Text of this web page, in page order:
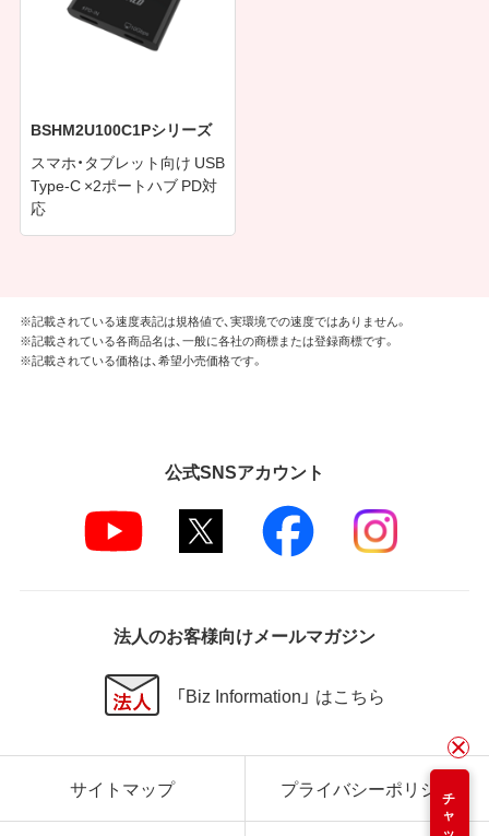
BSHM2U100C1Pシリーズ
スマホ・タブレット向け USB
Type-C ×2ポートハブ PD対
応
※記載されている速度表記は規格値で、実環境での速度ではありません。
※記載されている各商品名は、一般に各社の商標または登録商標です。
※記載されている価格は、希望小売価格です。
公式SNSアカウント
法人のお客様向けメールマガジン
「Biz Information」 はこちら
サイトマップ プライバシーポリシー